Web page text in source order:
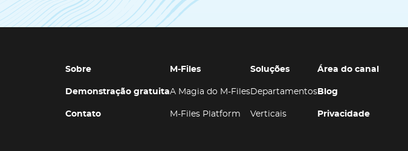
Sobre
Demonstração gratuita
Contato
M-Files
A Magia do M-Files
M-Files Platform
Soluções
Departamentos
Verticais
Área do canal
Blog
Privacidade